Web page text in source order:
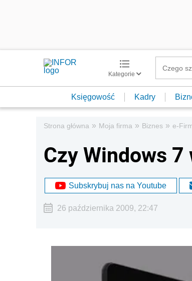
Kategorie
Księgowość Kadry
Strona główna » Moja firma » Biznes » e-
Czy Windows 7
Subskrybuj nas na Youtube
26 października 2009, 22:47